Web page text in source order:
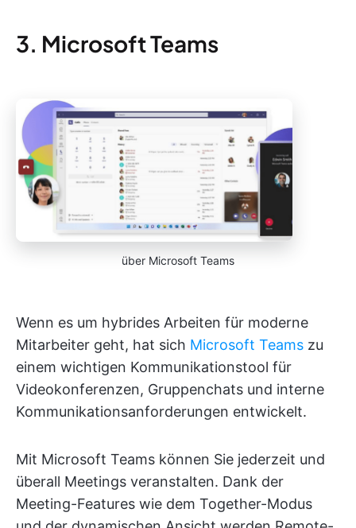
3. Microsoft Teams
über Microsoft Teams
Wenn es um hybrides Arbeiten für moderne
Mitarbeiter geht, hat sich Microsoft Teams zu
einem wichtigen Kommunikationstool für
Videokonferenzen, Gruppenchats und interne
Kommunikationsanforderungen entwickelt.
Mit Microsoft Teams können Sie jederzeit und
überall Meetings veranstalten. Dank der
Meeting-Features wie dem Together-Modus